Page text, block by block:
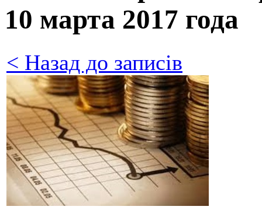
10 марта 2017 года
< Назад до записів